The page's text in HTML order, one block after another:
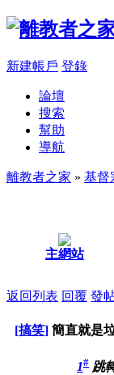
新建帳戶 登錄
論壇
搜索
幫助
導航
離教者之家 » 基督
主網站
返回列表 回覆 發
[搞笑] 簡直就是
1# 跳